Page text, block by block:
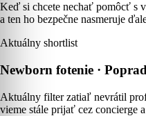
Keď si chcete nechať pomôcť s
a ten ho bezpečne nasmeruje
Aktuálny shortlist
Newborn fotenie · Poprad
Aktuálny filter zatiaľ nevrátil
vieme stále prijať cez concierge